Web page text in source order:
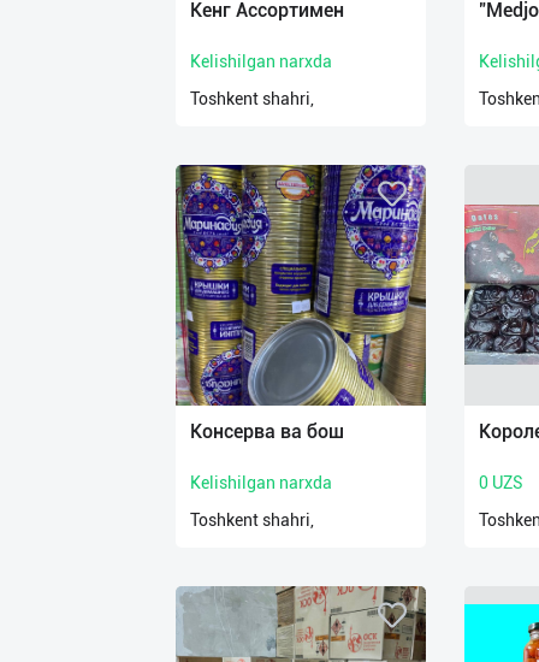
Кенг Ассортимен
Kelishilgan narxda
Toshkent shahri,
Консерва ва бош
Kelishilgan narxda
Toshkent shahri,
0 UZS